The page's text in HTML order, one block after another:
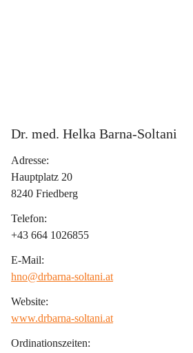
Dr. med. Helka Barna-Soltani
Adresse:
Hauptplatz 20
8240 Friedberg
Telefon:
+43 664 1026855
E-Mail:
hno@drbarna-soltani.at
Website:
www.drbarna-soltani.at
Ordinationszeiten: